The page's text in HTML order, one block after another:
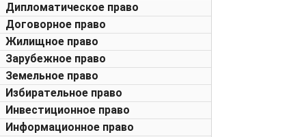
Дипломатическое право
Договорное право
Жилищное право
Зарубежное право
Земельное право
Избирательное право
Инвестиционное право
Информационное право